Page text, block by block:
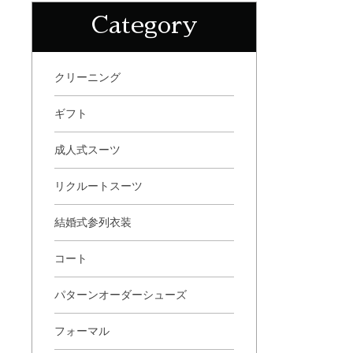
Category
クリーニング
ギフト
成人式スーツ
リクルートスーツ
結婚式参列衣装
コート
パターンオーダーシューズ
フォーマル